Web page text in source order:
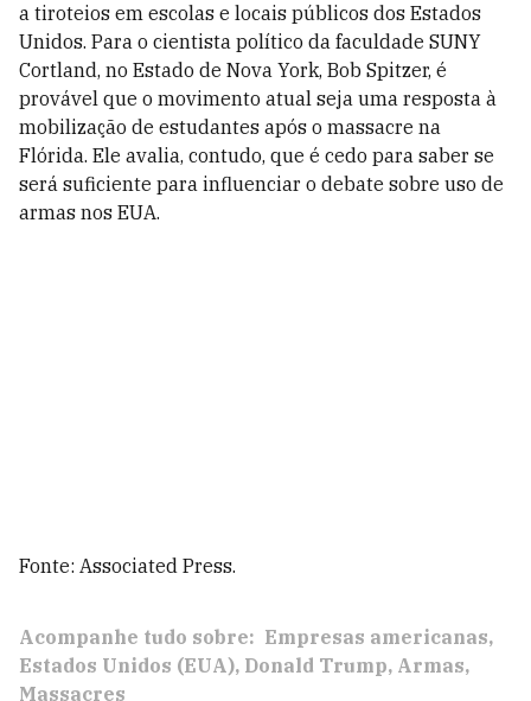
a tiroteios em escolas e locais públicos dos Estados
Unidos. Para o cientista político da faculdade SUNY
Cortland, no Estado de Nova York, Bob Spitzer, é
provável que o movimento atual seja uma resposta à
mobilização de estudantes após o massacre na
Flórida. Ele avalia, contudo, que é cedo para saber se
será suficiente para influenciar o debate sobre uso de
armas nos EUA.
Fonte: Associated Press.
Acompanhe tudo sobre: Empresas americanas
Estados Unidos (EUA) Donald Trump Armas
Massacres